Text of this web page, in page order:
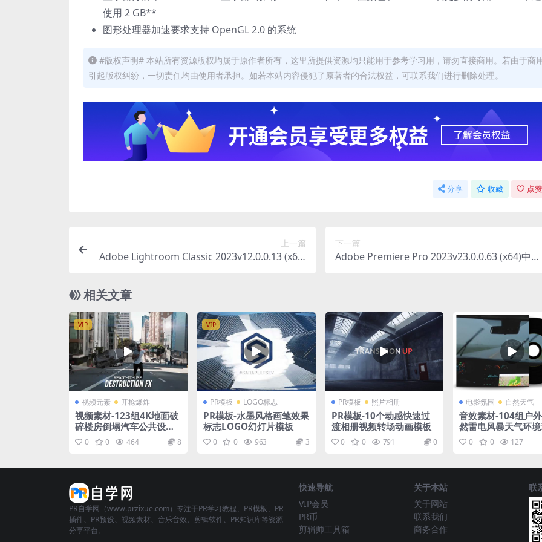
使用 2 GB**
图形处理器加速要求支持 OpenGL 2.0 的系统
#版权声明# 本站所有资源版权均属于原作者所有，这里所提供资源均只能用于参考学习用，请勿直接商用。若由于商
引起版权纠纷，一切责任均由使用者承担。如若本站内容侵犯了原著者的合法权益，可联系我们进行删除处理。
分享 收藏 点
上一篇
Adobe Lightroom Classic 2023v12.0.0.13 (x64)
下一篇
Adobe Premiere Pro 2023v23.0.0.63 (x64)中文
相关文章
VIP
视频元素 开枪爆炸
视频素材-123组4K地面破
碎楼房倒塌汽车公共设施
破碎特效合成素材
0 0 464 8
VIP
PR模板 LOGO标志
PR模板-水墨风格画笔效果
标志LOGO幻灯片模板
0 0 963 3
PR模板 照片相册
PR模板-10个动感快速过
渡相册视频转场动画模板
0 0 791 0
电影氛围 自然天气
音效素材-104组户
然雷电风暴天气环境
立体声无损音效
0 0 127
PR自学网（www.przixue.com）专注于PR学习教程、PR模板、PR
插件、PR预设、视频素材、音乐音效、剪辑软件、PR知识库等资源
分享平台。
快速导航
VIP会员
PR币
剪辑师工具箱
关于本站
关于网站
联系我们
商务合作
联